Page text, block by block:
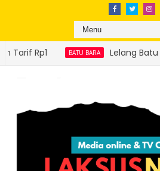
Batu Bara Sitaan Perdana